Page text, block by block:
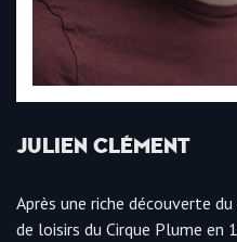
JULIEN CLÉMENT
Après une riche découverte
de loisirs du Cirque Plume en